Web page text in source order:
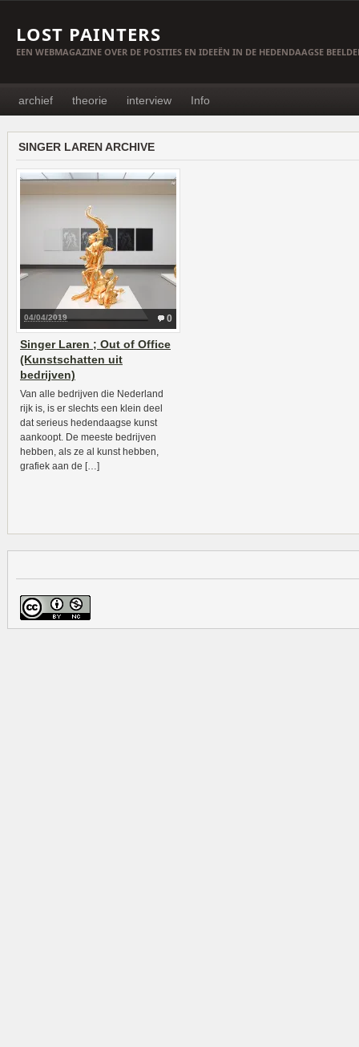
LOST PAINTERS
EEN WEBMAGAZINE OVER DE POSITIES EN IDEEËN IN DE HEDENDAAGSE
archief theorie interview Info
SINGER LAREN ARCHIVE
0
04/04/2019
Singer Laren ; Out of Office
(Kunstschatten uit
bedrijven)
Van alle bedrijven die Nederland
rijk is, is er slechts een klein deel
dat serieus hedendaagse kunst
aankoopt. De meeste bedrijven
hebben, als ze al kunst hebben,
grafiek aan de […]